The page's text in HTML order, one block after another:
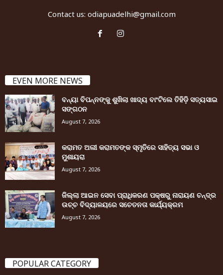
Contact us: odiapuadelhi@gmail.com
EVEN MORE NEWS
ବନ୍ୟା ବିପନ୍ନଙ୍କୁ ଶୁଖିଲା ଖାଦ୍ୟ ବାଂଟିଲେ ତିହିଡି଼ ସତ୍ୟସାଇ
ସଙ୍ଗଠନ
August 7, 2026
କରାମତ ଅଲୀ କରାମତଙ୍କ ସ୍ମୃତିରେ ସାହିତ୍ୟ ସଭା ଓ
ମୁଶାୟରା
August 7, 2026
ଜିଲ୍ଲା ଆଇନ ସେବା ପ୍ରାଧିକରଣ ପକ୍ଷରୁ ନାରାୟଣ ଚନ୍ଦ୍ର
ଉଚ୍ଚ ବିଦ୍ୟାଳୟରେ ସଚେତନତା କାର୍ଯ୍ୟକ୍ରମ
August 7, 2026
POPULAR CATEGORY